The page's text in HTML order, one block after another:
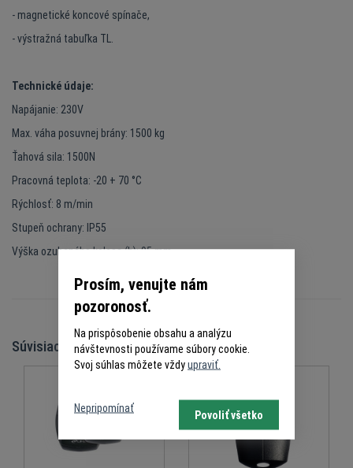
- magnetické koncové spínače,
- výstražná tabuľka TL.
Technické údaje:
Napájanie: 230V
Max. váha posuvnej brány: 1500 kg
Ťahová sila: 1500N
Pracovná teplota: -20 + 70 °C
Rýchlosť: 8 m/min
Stupeň ochrany: IP55
Výška ozubeného kolesa (h): 95 mm
Súvisiace produkty
Prosím, venujte nám
pozoronosť.
Na prispôsobenie obsahu a analýzu
návštevnosti používame súbory cookie.
Svoj súhlas môžete vždyupraviť.
Nepripomínať
Povoliť všetko